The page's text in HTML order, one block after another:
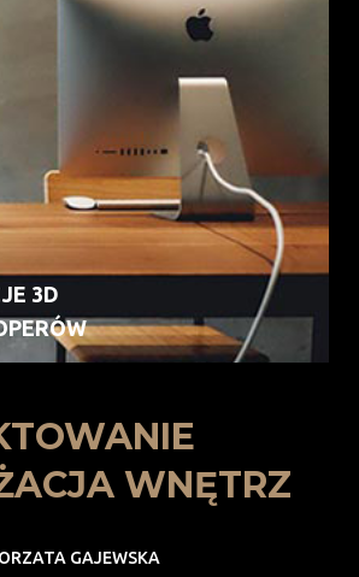
3D
WNĘTRZ
GAJEWSKA